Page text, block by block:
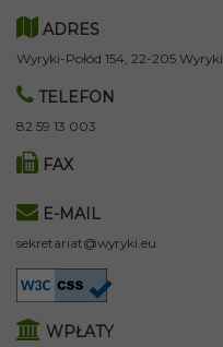
ADRES
Wyryki-Połód 154, 22-205 Wyryki
TELEFON
82 59 13 003
FAX
E-MAIL
sekretariat@wyryki.eu
WPŁATY